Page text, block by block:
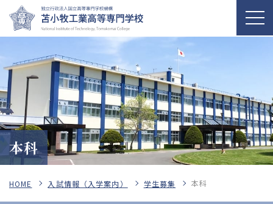
本科
HOME 入試情報（入学案内） 学生募集 本科